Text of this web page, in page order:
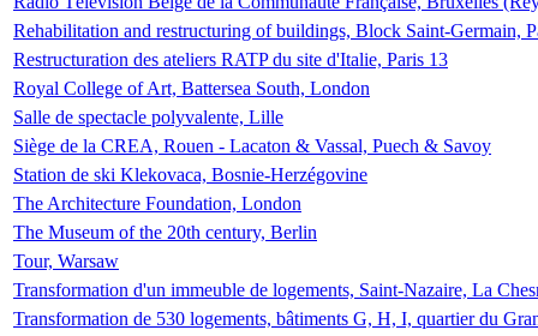
Rehabilitation and restructuring of buildings, Block Saint-Germain,
Restructuration des ateliers RATP du site d'Italie, Paris 13
Royal College of Art, Battersea South, London
Salle de spectacle polyvalente, Lille
Siège de la CREA, Rouen - Lacaton & Vassal, Puech & Savoy
Station de ski Klekovaca, Bosnie-Herzégovine
The Architecture Foundation, London
The Museum of the 20th century, Berlin
Tour, Warsaw
Transformation d'un immeuble de logements, Saint-Nazaire, La
Transformation de 530 logements, bâtiments G, H, I, quartier du